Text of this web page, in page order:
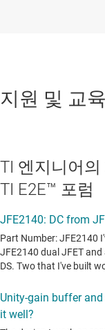
지원 및 교육
TI 엔지니어
TI E2E™ 포럼